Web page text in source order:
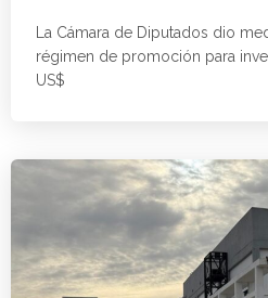
La Cámara de Diputados dio
régimen de promoción para
US$